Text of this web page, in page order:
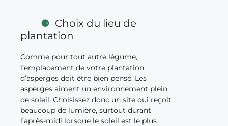
Choix du lieu de
plantation
Comme pour tout autre légume,
l’emplacement de votre plantation
d’asperges doit être bien pensé. Les
asperges aiment un environnement plein
de soleil. Choisissez donc un site qui reçoit
beaucoup de lumière, surtout durant
l’après-midi lorsque le soleil est le plus